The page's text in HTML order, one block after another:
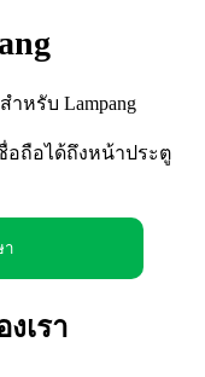
หรับ Lampang
อถือได้ถึงหน้าประตู
า
เรา